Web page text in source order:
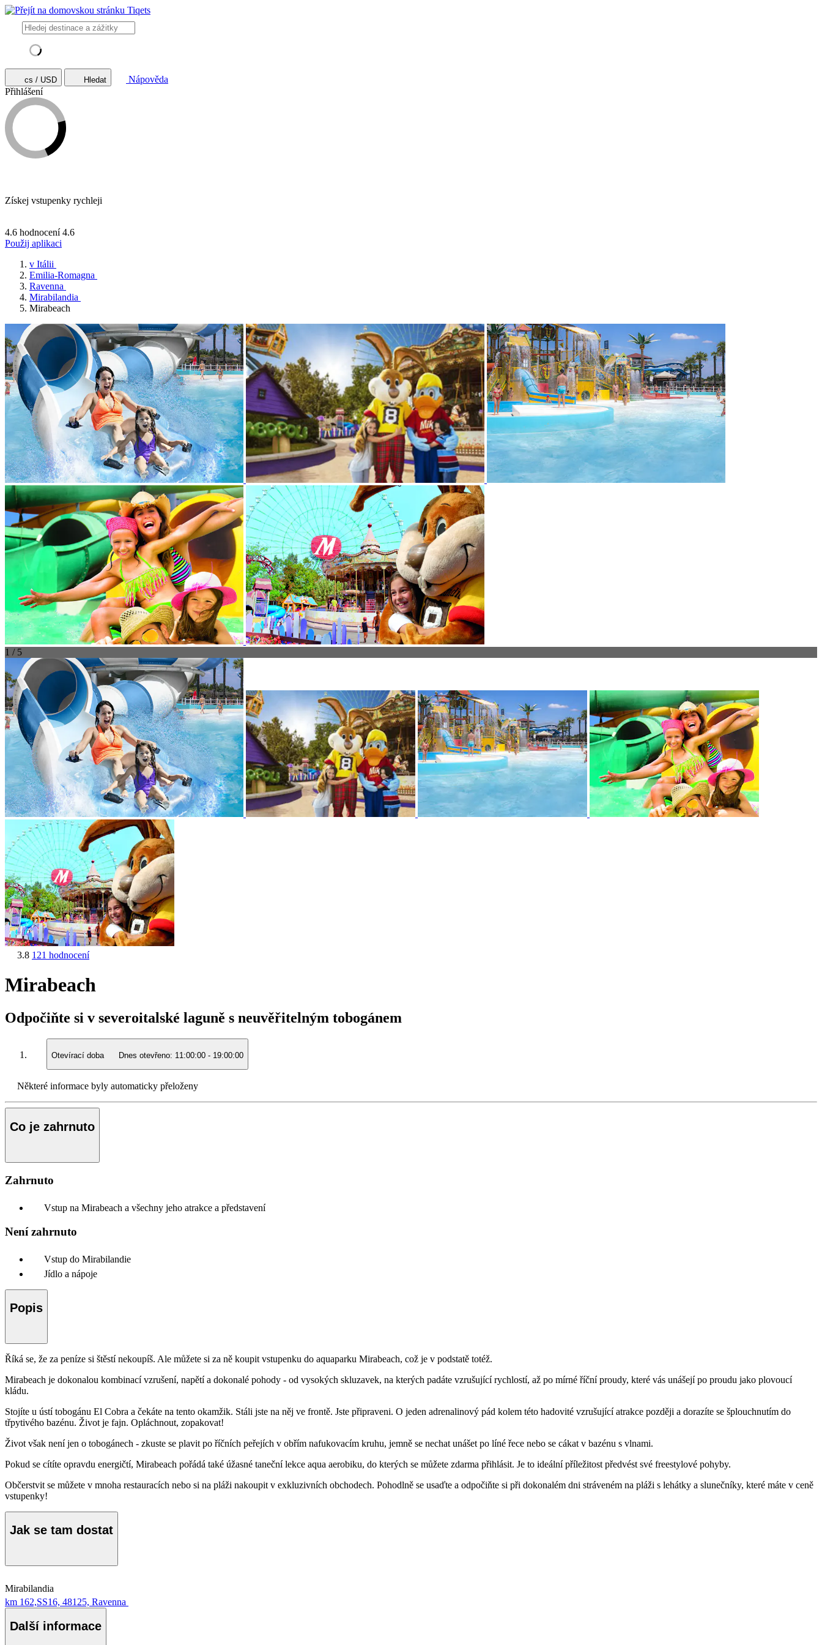
cs / USD Hledat
Nápověda
Přihlášení
Získej vstupenky rychleji
4.6 hodnocení 4.6
Použij aplikaci
v Itálii
Emilia-Romagna
Ravenna
Mirabilandia
Mirabeach
1 / 5
3.8 121 hodnocení
Mirabeach
Odpočiňte si v severoitalské laguně s neuvěřitelným tobogánem
Otevírací doba Dnes otevřeno: 11:00:00 - 19:00:00
Některé informace byly automaticky přeloženy
Co je zahrnuto
Zahrnuto
Vstup na Mirabeach a všechny jeho atrakce a představení
Není zahrnuto
Vstup do Mirabilandie
Jídlo a nápoje
Popis
Říká se, že za peníze si štěstí nekoupíš. Ale můžete si za ně koupit vstupenku do aquaparku Mirabeach, což je v podstatě totéž.
Mirabeach je dokonalou kombinací vzrušení, napětí a dokonalé pohody - od vysokých skluzavek, na kterých padáte vzrušující rychlostí, až po mírné říční proudy, které vás unášejí po proudu jako plovoucí
kládu.
Stojíte u ústí tobogánu El Cobra a čekáte na tento okamžik. Stáli jste na něj ve frontě. Jste připraveni. O jeden adrenalinový pád kolem této hadovité vzrušující atrakce později a dorazíte se šplouchnutím do
třpytivého bazénu. Život je fajn. Opláchnout, zopakovat!
Život však není jen o tobogánech - zkuste se plavit po říčních peřejích v obřím nafukovacím kruhu, jemně se nechat unášet po líné řece nebo se cákat v bazénu s vlnami.
Pokud se cítíte opravdu energičtí, Mirabeach pořádá také úžasné taneční lekce aqua aerobiku, do kterých se můžete zdarma přihlásit. Je to ideální příležitost předvést své freestylové pohyby.
Občerstvit se můžete v mnoha restauracích nebo si na pláži nakoupit v exkluzivních obchodech. Pohodlně se usaďte a odpočiňte si při dokonalém dni stráveném na pláži s lehátky a slunečníky, které máte v ceně
vstupenky!
Jak se tam dostat
Mirabilandia
km 162,SS16, 48125, Ravenna
Další informace